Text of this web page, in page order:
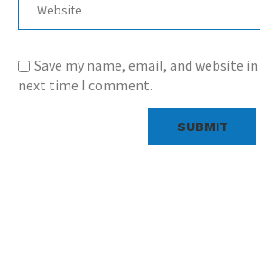
Save my name, email, and website
next time I comment.